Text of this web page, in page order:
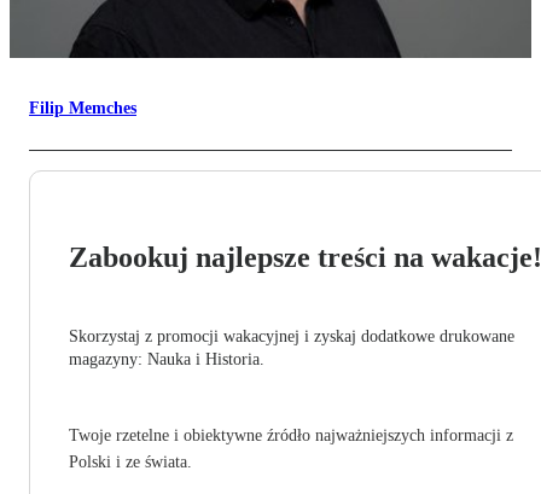
Filip Memches
Zabookuj najlepsze treści na wakacje!
Skorzystaj z promocji wakacyjnej i zyskaj dodatkowe drukowane
magazyny: Nauka i Historia.
Twoje rzetelne i obiektywne źródło najważniejszych informacji z
Polski i ze świata.